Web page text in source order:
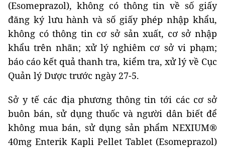
(Esomeprazol), không có thông tin về số giấy
đăng ký lưu hành và số giấy phép nhập khẩu,
không có thông tin cơ sở sản xuất, cơ sở nhập
khẩu trên nhãn; xử lý nghiêm cơ sở vi phạm;
báo cáo kết quả thanh tra, kiểm tra, xử lý về Cục
Quản lý Dược trước ngày 27-5.
Sở y tế các địa phương thông tin tới các cơ sở
buôn bán, sử dụng thuốc và người dân biết để
không mua bán, sử dụng sản phẩm NEXIUM®
40mg Enterik Kapli Pellet Tablet (Esomeprazol)